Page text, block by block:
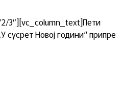
3″][vc_column_text]Пети
сусрет Новој години“ припре